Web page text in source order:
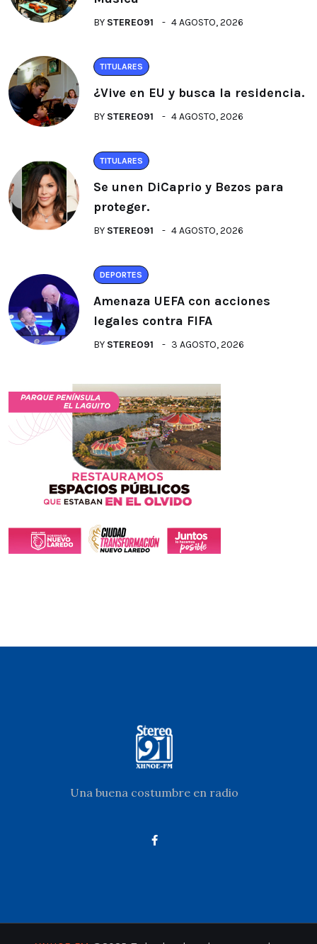
BY STEREO91 4 AGOSTO, 2026
TITULARES
¿Vive en EU y busca la residencia.
BY STEREO91 4 AGOSTO, 2026
TITULARES
Se unen DiCaprio y Bezos para
proteger.
BY STEREO91 4 AGOSTO, 2026
DEPORTES
Amenaza UEFA con acciones
legales contra FIFA
BY STEREO91 3 AGOSTO, 2026
Una buena costumbre en radio